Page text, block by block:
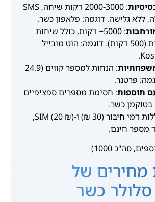
: 2000-3000 דקות שיחה, SMS
ללא גלישה. דוגמה: פלאפון כשר.
: 5000+ דקות, כולל שיחות
בינלאומיות (500 דקות). דוגמה: הוט מובייל
: הנחות למספר קווים (24.9
פרטנר.
תוספות: חסימת מספרים ספציפיים
בטוקמן כשר.
כל החבילות כוללות דמי חיבור (30 ₪) ו-SIM (20 ₪),
מספר חינם.
מחירים של
כשר